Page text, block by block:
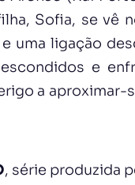
Sofia, se vê
uma ligação
e
a aproximar-
, série produzida